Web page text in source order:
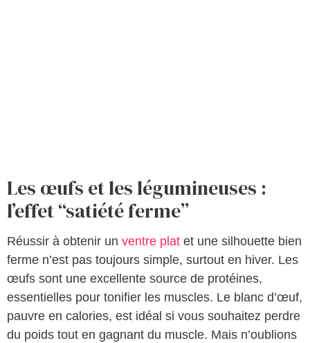
Les œufs et les légumineuses :
l’effet “satiété ferme”
Réussir à obtenir un ventre plat et une silhouette bien
ferme n’est pas toujours simple, surtout en hiver. Les
œufs sont une excellente source de protéines,
essentielles pour tonifier les muscles. Le blanc d’œuf,
pauvre en calories, est idéal si vous souhaitez perdre
du poids tout en gagnant du muscle. Mais n’oublions